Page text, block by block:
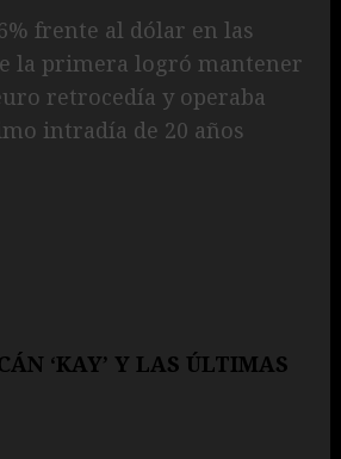
frente al dólar en las
la primera logró mantener
retrocedía y operaba
intradía de 20 años
‘KAY’ Y LAS ÚLTIMAS